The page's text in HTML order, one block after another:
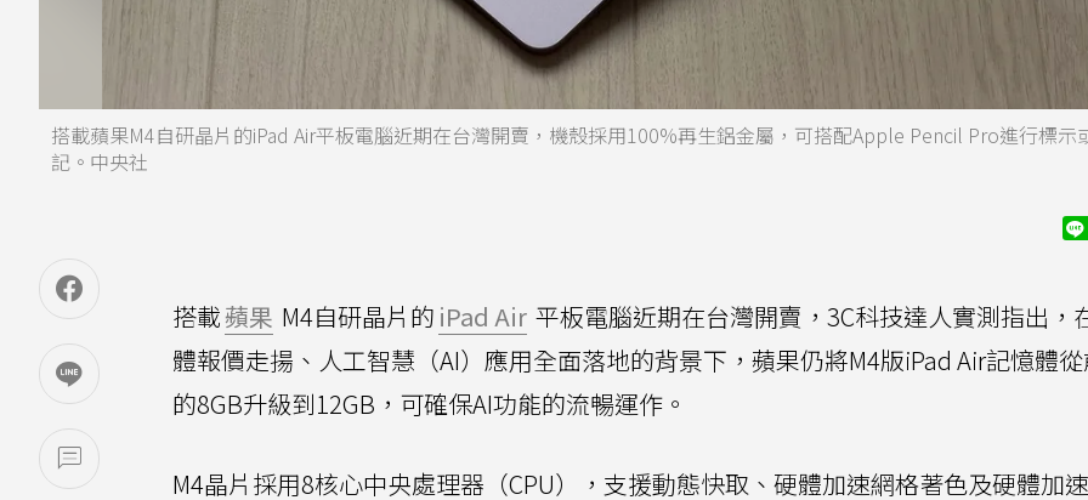
搭載蘋果M4自研晶片的iPad Air平板電腦近期在台灣開賣，機殼採用100%再生鋁金屬，可搭配Apple Pencil Pro進行標示
記。中央社
搭載蘋果 M4自研晶片的 iPad Air 平板電腦近期在台灣開賣，3C科技達人實測指出，
體報價走揚、人工智慧（AI）應用全面落地的背景下，蘋果仍將M4版iPad Air記憶體
的8GB升級到12GB，可確保AI功能的流暢運作。
M4晶片採用8核心中央處理器（CPU），支援動態快取、硬體加速網格著色及硬體加